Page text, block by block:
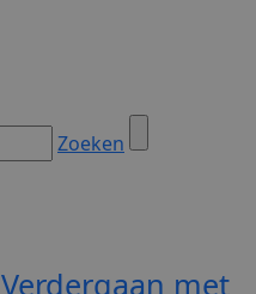
Zoeken
Verdergaan met